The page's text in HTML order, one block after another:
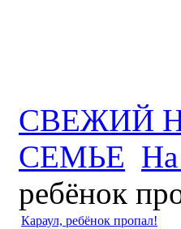
СВЕЖИЙ
СЕМЬЕ На
ребёнок
Караул, ребёнок пропал!